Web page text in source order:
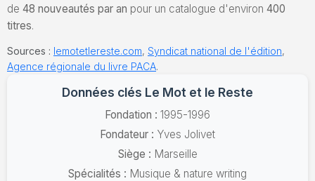
de 48 nouveautés par an pour un catalogue d'environ 400
titres.
Sources : lemotetlereste.com, Syndicat national de l'édition,
Agence régionale du livre PACA.
Données clés Le Mot et le Reste
Fondation : 1995-1996
Fondateur : Yves Jolivet
Siège : Marseille
Spécialités : Musique & nature writing